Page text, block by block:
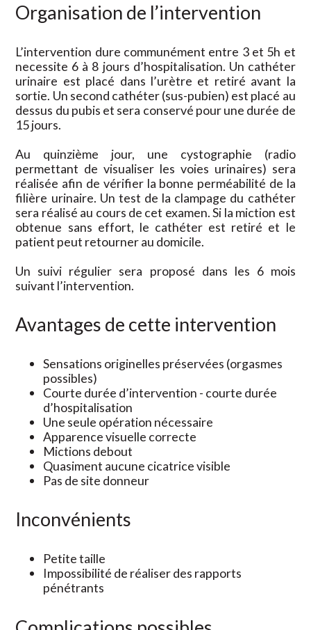
Organisation de l’intervention
L’intervention dure communément entre 3 et 5h et
necessite 6 à 8 jours d’hospitalisation. Un cathéter
urinaire est placé dans l’urètre et retiré avant la
sortie. Un second cathéter (sus-pubien) est placé au
dessus du pubis et sera conservé pour une durée de
15 jours.
Au quinzième jour, une cystographie (radio
permettant de visualiser les voies urinaires) sera
réalisée afin de vérifier la bonne perméabilité de la
filière urinaire. Un test de la clampage du cathéter
sera réalisé au cours de cet examen. Si la miction est
obtenue sans effort, le cathéter est retiré et le
patient peut retourner au domicile.
Un suivi régulier sera proposé dans les 6 mois
suivant l’intervention.
Avantages de cette intervention
Sensations originelles préservées (orgasmes
possibles)
Courte durée d’intervention - courte durée
d’hospitalisation
Une seule opération nécessaire
Apparence visuelle correcte
Mictions debout
Quasiment aucune cicatrice visible
Pas de site donneur
Inconvénients
Petite taille
Impossibilité de réaliser des rapports
pénétrants